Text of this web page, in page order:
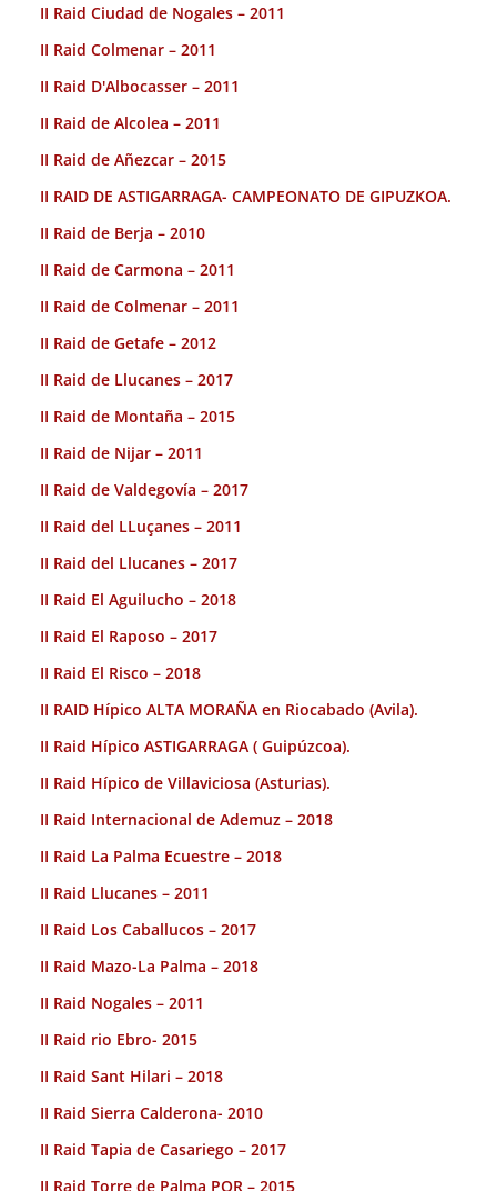
II Raid Ciudad de Nogales – 2011
II Raid Colmenar – 2011
II Raid D'Albocasser – 2011
II Raid de Alcolea – 2011
II Raid de Añezcar – 2015
II RAID DE ASTIGARRAGA- CAMPEONATO DE GIPUZKOA.
II Raid de Berja – 2010
II Raid de Carmona – 2011
II Raid de Colmenar – 2011
II Raid de Getafe – 2012
II Raid de Llucanes – 2017
II Raid de Montaña – 2015
II Raid de Nijar – 2011
II Raid de Valdegovía – 2017
II Raid del LLuçanes – 2011
II Raid del Llucanes – 2017
II Raid El Aguilucho – 2018
II Raid El Raposo – 2017
II Raid El Risco – 2018
II RAID Hípico ALTA MORAÑA en Riocabado (Avila).
II Raid Hípico ASTIGARRAGA ( Guipúzcoa).
II Raid Hípico de Villaviciosa (Asturias).
II Raid Internacional de Ademuz – 2018
II Raid La Palma Ecuestre – 2018
II Raid Llucanes – 2011
II Raid Los Caballucos – 2017
II Raid Mazo-La Palma – 2018
II Raid Nogales – 2011
II Raid rio Ebro- 2015
II Raid Sant Hilari – 2018
II Raid Sierra Calderona- 2010
II Raid Tapia de Casariego – 2017
II Raid Torre de Palma POR – 2015